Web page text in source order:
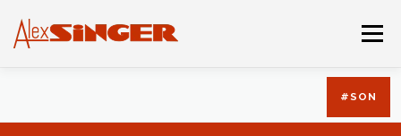
contenu
Menu
#SON